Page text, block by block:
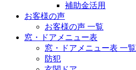
補助金活用
お客様の声
お客様の声 一覧
窓・ドアメニュー表
窓・ドアメニュー表 一覧
防犯